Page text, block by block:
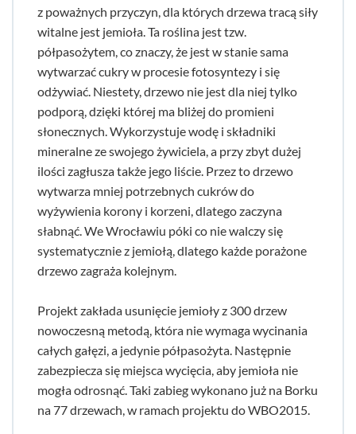
z poważnych przyczyn, dla których drzewa tracą siły
witalne jest jemioła. Ta roślina jest tzw.
półpasożytem, co znaczy, że jest w stanie sama
wytwarzać cukry w procesie fotosyntezy i się
odżywiać. Niestety, drzewo nie jest dla niej tylko
podporą, dzięki której ma bliżej do promieni
słonecznych. Wykorzystuje wodę i składniki
mineralne ze swojego żywiciela, a przy zbyt dużej
ilości zagłusza także jego liście. Przez to drzewo
wytwarza mniej potrzebnych cukrów do
wyżywienia korony i korzeni, dlatego zaczyna
słabnąć. We Wrocławiu póki co nie walczy się
systematycznie z jemiołą, dlatego każde porażone
drzewo zagraża kolejnym.
Projekt zakłada usunięcie jemioły z 300 drzew
nowoczesną metodą, która nie wymaga wycinania
całych gałęzi, a jedynie półpasożyta. Następnie
zabezpiecza się miejsca wycięcia, aby jemioła nie
mogła odrosnąć. Taki zabieg wykonano już na Borku
na 77 drzewach, w ramach projektu do WBO2015.